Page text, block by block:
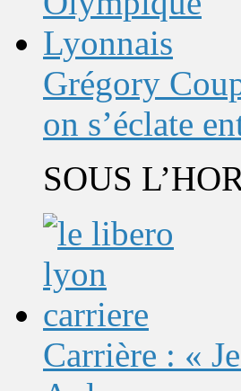
Grégory
on s’éclate
SOUS
Carrière : «